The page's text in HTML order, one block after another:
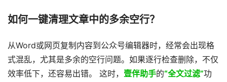
如何一键清理文章中的多余空行？
从Word或网页复制内容到公众号编辑器时，经常会出现格
式混乱，尤其是多余的空行问题。如果逐行检查删除，不仅
效率低下，还容易出错。 这时， 壹伴助手的“全文过滤”功